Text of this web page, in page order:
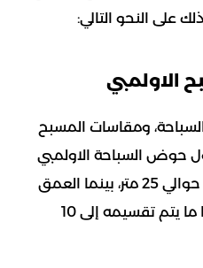
على النحو التالي:
الاولمبي
ومقاسات المسبح
حوض السباحة الاولمبي
بها حوالي 50 متر، والعرض حوالي 25 متر، بينما العمق
قد يصل إلى 10 متر، ودائمًا ما يتم تقسيمه إلى 10